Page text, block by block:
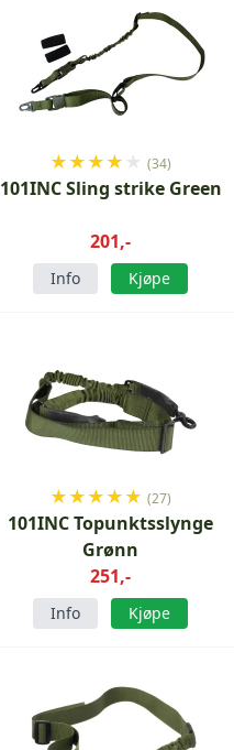
★★★★ ★ (34)
101INC Sling strike Green
201,-
Info Kjøpe
★★★★★ (27)
101INC Topunktsslynge
Grønn
251,-
Info Kjøpe